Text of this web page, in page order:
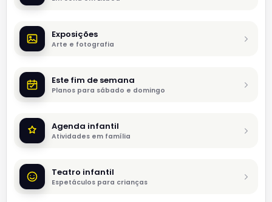
Exposições
Arte e fotografia
Este fim de semana
Planos para sábado e domingo
Agenda infantil
Atividades em família
Teatro infantil
Espetáculos para crianças